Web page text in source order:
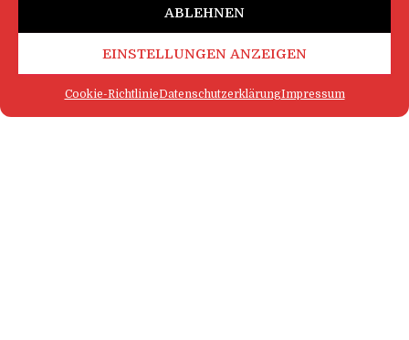
ABLEHNEN
EINSTELLUNGEN ANZEIGEN
Cookie-RichtlinieDatenschutzerklärungImpressum